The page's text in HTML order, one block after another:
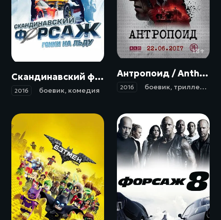
Скандинавский форсаж: Гонки на льду / Børning 2 (2016)
2016 боевик, комедия
18+
Антропоид / Anthropoid (2016)
2016 боевик, триллер ,